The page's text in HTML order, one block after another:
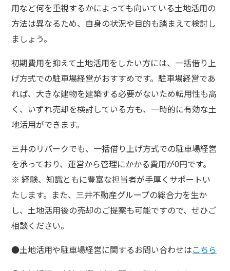
用など何を重視するかによっても向いている土地活用の
方法は異なるため、自身の状況や目的も踏まえて検討し
ましょう。
初期費用を抑えて土地活用をしたい方には、一括借り上
げ方式での駐車場経営がおすすめです。駐車場経営であ
れば、大きな建物を建築する必要がないため転用性も高
く、いずれ売却を検討している方も、一時的に有効な土
地活用ができます。
三井のリパークでも、一括借り上げ方式での駐車場経営
を承っており、運営から管理にかかる費用が0円です。
※ 経験、知識ともに豊富な担当者が手厚くサポートい
たします。また、三井不動産グループの総合力を生か
し、土地活用後の売却のご提案も可能ですので、ぜひご
相談ください。
●土地活用や駐車場経営に関するお問い合わせはこちら